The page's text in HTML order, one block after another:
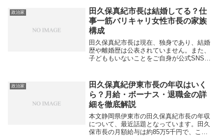
長の「年収はいくらか」という点に関心が
高まって...
政治家
田久保真紀市長は結婚してる？仕
事一筋バリキャリ女性市長の家族
構成
田久保真紀市長は現在、独身であり、結婚
歴や離婚歴は公表されていません。また、
子どももいないことをご自身が公式SNSや
の女性市長として話題を集める田久保真紀
市長...
政治家
田久保真紀伊東市長の年収はいく
ら？月給・ボーナス・退職金の詳
細を徹底解説
本文静岡県伊東市の田久保真紀市長の年収
について、最近話題となっています。田久
保市長の月額給与は約85万5千円で、これ